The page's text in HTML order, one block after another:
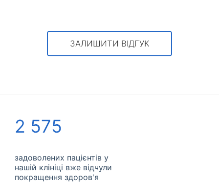
ЗАЛИШИТИ ВІДГУК
2 575
задоволених пацієнтів у
нашій клініці вже відчули
покращення здоров'я